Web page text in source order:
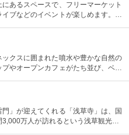
あるスペースで、フリーマーケット
ブなどのイベントが楽しめます。も
クスに囲まれた噴水や豊かな自然の
やオープンカフェがたち並び、ベン
」が迎えてくれる「浅草寺」は、国
万人が訪れるという浅草観光一